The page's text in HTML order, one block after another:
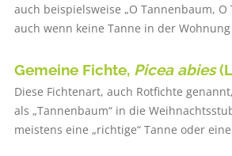
auch beispielsweise „O Tannenbaum, O
auch wenn keine Tanne in der
Gemeine Fichte, Picea abies
Diese Fichtenart, auch Rotfichte
als „Tannenbaum“ in die
meistens eine „richtige“ Tanne oder